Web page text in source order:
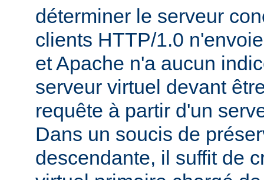
déterminer le serveur
clients HTTP/1.0
et Apache n'a aucun
serveur virtuel devant
requête à partir d'un
Dans un soucis de
descendante, il suffit de